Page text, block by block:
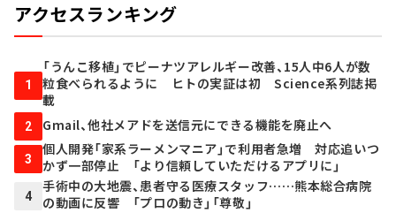
アクセスランキング
1
「うんこ移植」でピーナツアレルギー改善、15人中6人が数
粒食べられるように ヒトの実証は初 Science系列誌掲
載
2 Gmail、他社メアドを送信元にできる機能を廃止へ
3
個人開発「家系ラーメンマニア」で利用者急増 対応追いつ
かず一部停止 「より信頼していただけるアプリに」
4
手術中の大地震、患者守る医療スタッフ……熊本総合病院
の動画に反響 「プロの動き」「尊敬」